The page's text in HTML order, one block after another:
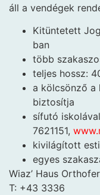
áll a vendégek
Kitüntetett
ban
több
teljes hossz:
a kölcsönző a
biztosítja
sífutó
7621151,
kivilágított
egyes
Wiaz’ Haus Orthofer
T: +43 3336